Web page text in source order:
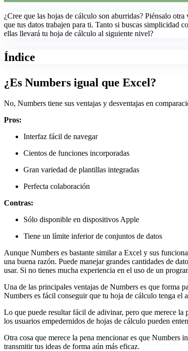
¿Cree que las hojas de cálculo son aburridas? Piénsalo
que tus datos trabajen para ti. Tanto si buscas simplicidad
ellas llevará tu hoja de cálculo al siguiente nivel?
Índice
¿Es Numbers igual que Excel?
No, Numbers tiene sus ventajas y desventajas en
Pros:
Interfaz fácil de navegar
Cientos de funciones incorporadas
Gran variedad de plantillas integradas
Perfecta colaboración
Contras:
Sólo disponible en dispositivos Apple
Tiene un límite inferior de conjuntos de datos
Aunque Numbers es bastante similar a Excel y sus
una buena razón. Puede manejar grandes cantidades de
usar. Si no tienes mucha experiencia en el uso de un
Una de las principales ventajas de Numbers es que forma
Numbers es fácil conseguir que tu hoja de cálculo tenga el
Lo que puede resultar fácil de adivinar, pero que merece
los usuarios empedernidos de hojas de cálculo pueden
Otra cosa que merece la pena mencionar es que Numbers
transmitir tus ideas de forma aún más eficaz.